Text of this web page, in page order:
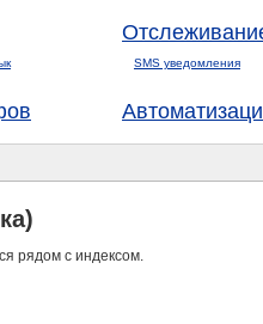
SMS уведомления
рядом с индексом.